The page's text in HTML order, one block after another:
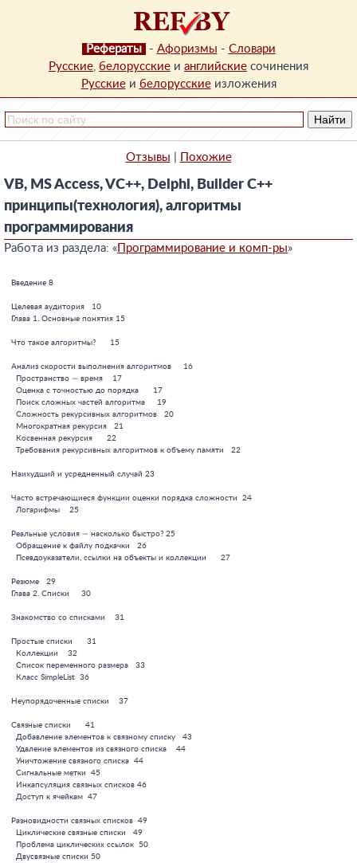
Рефераты - Афоризмы - Словари
Русские, белорусские и английские сочинения
Русскиеи белорусскиеизложения
Отзывы Похожие
VB, MS Access, VC++, Delphi, Builder C++
принципы(технология), алгоритмы
программирования
Работа из раздела: « Программирование и комп-ры»